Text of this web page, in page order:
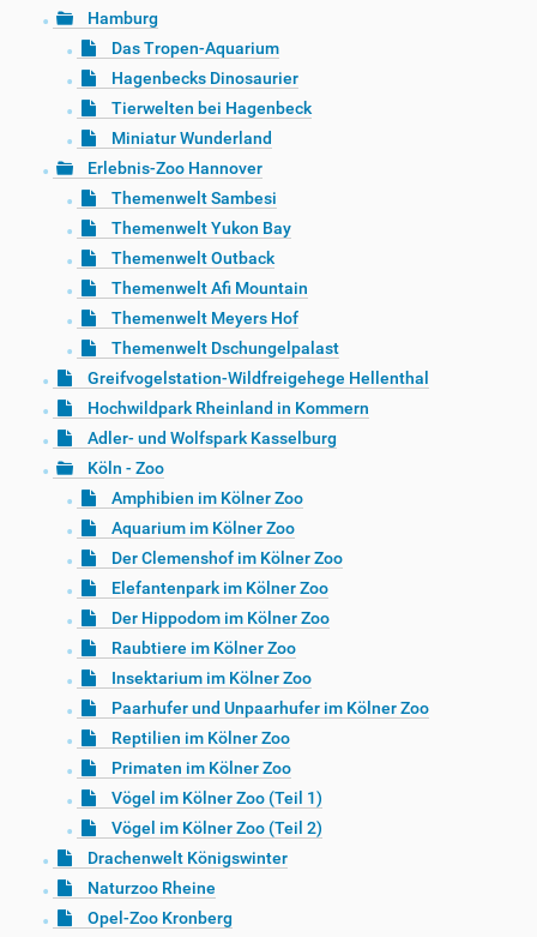
Hamburg
Das Tropen-Aquarium
Hagenbecks Dinosaurier
Tierwelten bei Hagenbeck
Miniatur Wunderland
Erlebnis-Zoo Hannover
Themenwelt Sambesi
Themenwelt Yukon Bay
Themenwelt Outback
Themenwelt Afi Mountain
Themenwelt Meyers Hof
Themenwelt Dschungelpalast
Greifvogelstation-Wildfreigehege Hellenthal
Hochwildpark Rheinland in Kommern
Adler- und Wolfspark Kasselburg
Köln - Zoo
Amphibien im Kölner Zoo
Aquarium im Kölner Zoo
Der Clemenshof im Kölner Zoo
Elefantenpark im Kölner Zoo
Der Hippodom im Kölner Zoo
Raubtiere im Kölner Zoo
Insektarium im Kölner Zoo
Paarhufer und Unpaarhufer im Kölner Zoo
Reptilien im Kölner Zoo
Primaten im Kölner Zoo
Vögel im Kölner Zoo (Teil 1)
Vögel im Kölner Zoo (Teil 2)
Drachenwelt Königswinter
Naturzoo Rheine
Opel-Zoo Kronberg